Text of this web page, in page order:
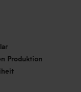
Produktion